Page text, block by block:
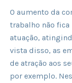
O aumento da
trabalho não
atuação,
vista disso, as
de atração aos
por exemplo.